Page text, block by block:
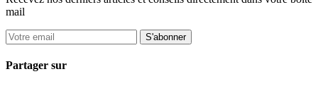
mail
S'abonner
Partager sur